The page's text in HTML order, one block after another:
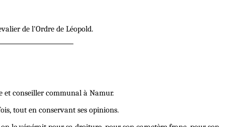
de l'Ordre de Léopold.
et conseiller communal à Namur.
tout en conservant ses opinions.